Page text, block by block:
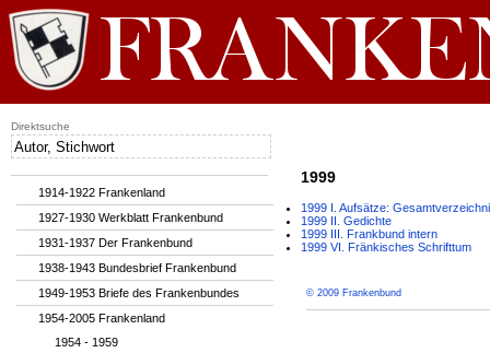
1999
1999 I. Aufsätze:
1999 II. Gedichte
1999 III. Frankbund intern
1999 VI. Fränkisches Schrifttum
© 2009 Frankenbund
1914-1922 Frankenland
1927-1930 Werkblatt Frankenbund
1931-1937 Der Frankenbund
1938-1943 Bundesbrief Frankenbund
1949-1953 Briefe des Frankenbundes
1954-2005 Frankenland
1954 - 1959
Direktsuche